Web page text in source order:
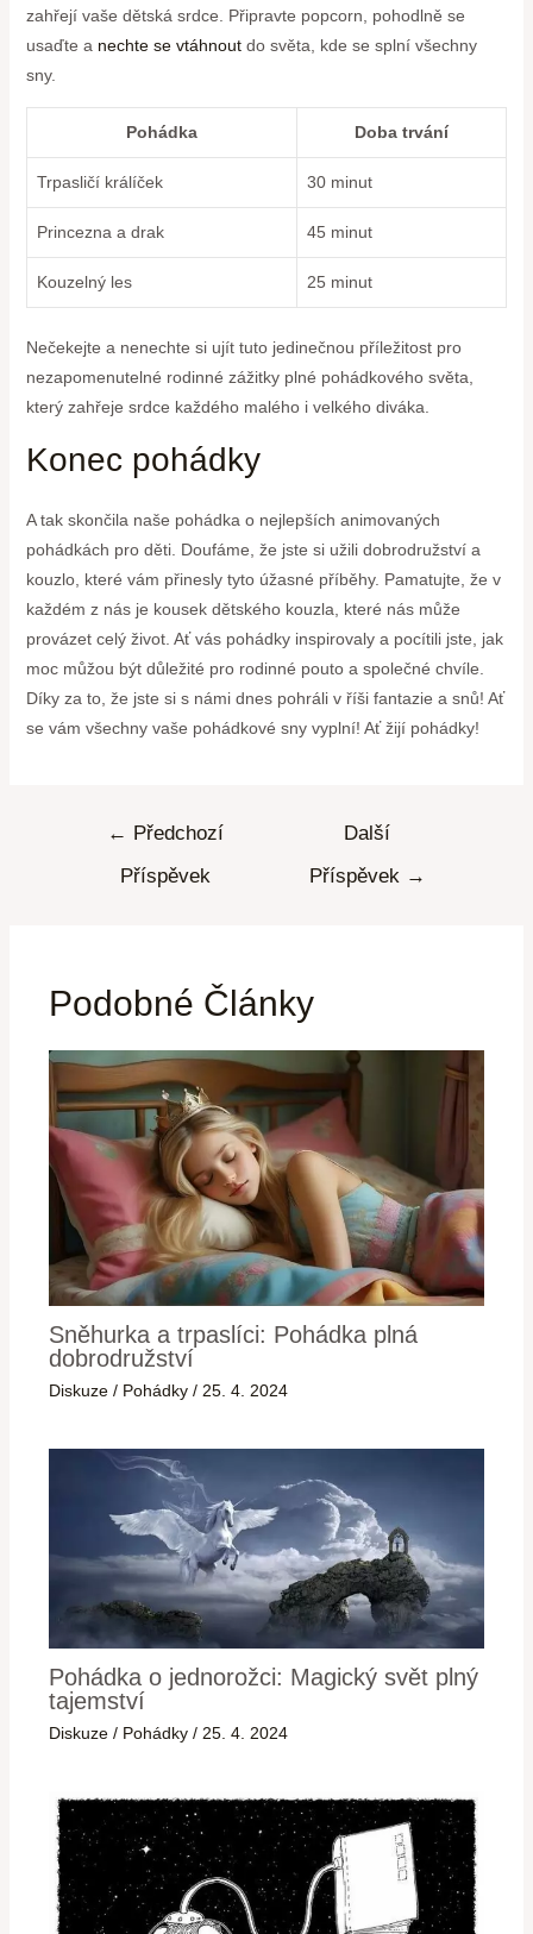
zahřejí vaše dětská srdce. ⁤Připravte ‍popcorn, ‌pohodlně se
usaďte a ​ nechte se vtáhnout​do světa, kde se splní všechny
sny.
Pohádka Doba trvání
Trpasličí králíček 30‌ minut
Princezna a ‌drak 45‍ minut
Kouzelný⁢ les 25 minut
Nečekejte a⁤ nenechte si ujít‍ tuto jedinečnou příležitost⁢ pro
⁢nezapomenutelné rodinné zážitky plné ⁢pohádkového světa,
který zahřeje srdce každého ‍malého i velkého diváka.
Konec ⁢pohádky
A tak skončila naše pohádka o nejlepších animovaných
pohádkách pro děti. Doufáme, že jste si užili dobrodružství a‍
kouzlo, které vám přinesly tyto úžasné‍ příběhy. Pamatujte, ‍že v
každém ⁢z nás je kousek dětského kouzla, které nás‌ může
provázet celý život. Ať vás pohádky inspirovaly a pocítili jste, jak
‌moc můžou být důležité ⁤pro rodinné pouto a společné chvíle.
Díky za⁢ to, že ‍jste‍ si s námi dnes pohráli v říši ‌fantazie a ‌snů! Ať
se vám všechny vaše ‌pohádkové sny vyplní! Ať‌ žijí pohádky!
← Předchozí
Příspěvek
Další
Příspěvek →
Podobné Články
Sněhurka a trpaslíci: Pohádka plná
dobrodružství
Diskuze / Pohádky / 25. 4. 2024
Pohádka o jednorožci: Magický svět plný
tajemství
Diskuze / Pohádky / 25. 4. 2024